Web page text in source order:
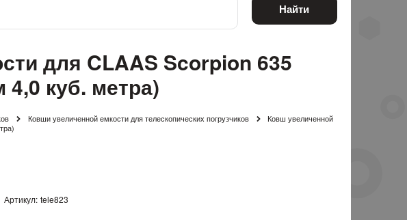
Найти
для CLAAS Scorpion 635
куб. метра)
Ковши увеличенной емкости для телескопических погрузчиков
Ковш увеличенной
Артикул: tele823